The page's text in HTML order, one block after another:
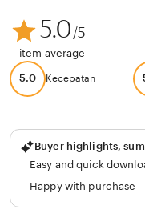
5.0/5
item average
5.0 Kecepatan
Buyer highlights,
Easy and quick
Happy with purchase